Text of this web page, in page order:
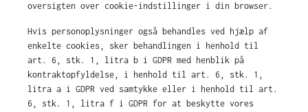
oversigten over cookie-indstillinger i din browser.
Hvis personoplysninger også behandles ved hjælp af
enkelte cookies, sker behandlingen i henhold til
art. 6, stk. 1, litra b i GDPR med henblik på
kontraktopfyldelse, i henhold til art. 6, stk. 1,
litra a i GDPR ved samtykke eller i henhold til art.
6, stk. 1, litra f i GDPR for at beskytte vores